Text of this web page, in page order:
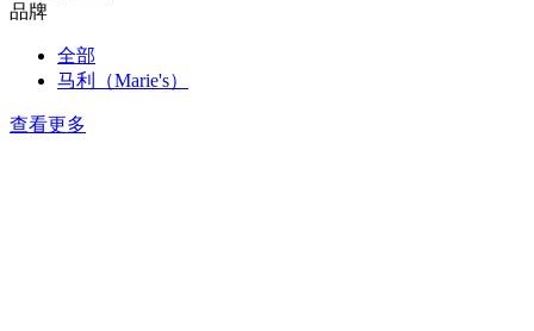
品牌
全部
马利（Marie's）
查看更多